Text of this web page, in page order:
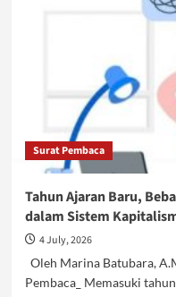
Menonton
Surat Pembaca
Tahun Ajaran Baru,
dalam Sistem
4 July, 2026
Oleh Marina Batubara,
Pembaca_ Memasuki